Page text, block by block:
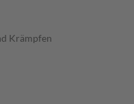
Krämpfen